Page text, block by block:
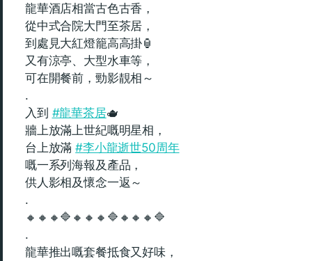
龍華酒店相當古色古香，
從中式合院大門至茶居，
到處見大紅燈籠高高掛🏮
又有涼亭、大型水車等，
可在開餐前，勁影靚相～
.
入到 #龍華茶居🫖
牆上放滿上世紀嘅明星相，
台上放滿#李小龍逝世50周年
嘅一系列海報及產品，
供人影相及懷念一返～
.
🔸🔸🔸🔷🔸🔸🔸🔷🔸🔸🔸🔷
.
龍華推出嘅套餐抵食又好味，